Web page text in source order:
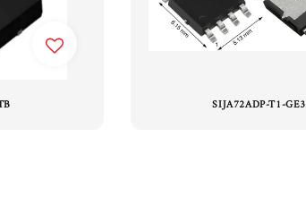
SIJA72ADP-T1-GE3